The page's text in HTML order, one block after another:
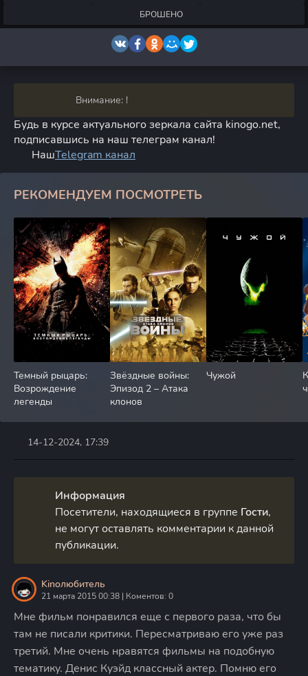
БРОШЕНО
Внимание: !
Будь в курсе актуального зеркала сайта kinogo.net,
подписавшись на наш телеграм канал!
НашTelegram канал
РЕКОМЕНДУЕМ ПОСМОТРЕТЬ
Темный рыцарь:
Возрождение
легенды
Звёздные войны:
Эпизод 2 – Атака
клонов
Чужой
14-12-2024, 17:39
Информация
Посетители, находящиеся в группе Гости,
не могут оставлять комментарии к данной
публикации.
Kinoлюбитель
21 марта 2015 00:38 | Коментов: 0
Мне фильм понравился еще с первого раза, что бы
там не писали критики. Пересматриваю его уже раз
третий. Мне очень нравятся фильмы на подобную
тематику. Денис Куэйд классный актер. Помню его